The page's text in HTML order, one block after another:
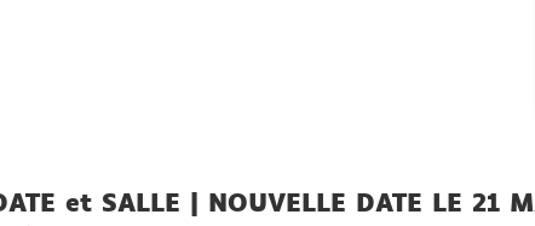
et SALLE | NOUVELLE DATE LE